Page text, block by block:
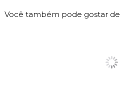
Você também pode gostar de